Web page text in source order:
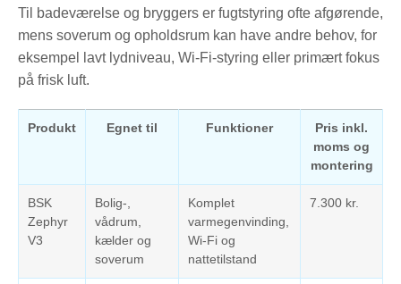
Til badeværelse og bryggers er fugtstyring ofte afgørende,
mens soverum og opholdsrum kan have andre behov, for
eksempel lavt lydniveau, Wi-Fi-styring eller primært fokus
på frisk luft.
Produkt Egnet til Funktioner
Pris inkl.
moms og
montering
BSK
Zephyr
V3
Bolig-,
vådrum,
kælder og
soverum
Komplet
varmegenvinding,
Wi-Fi og
nattetilstand
7.300 kr.